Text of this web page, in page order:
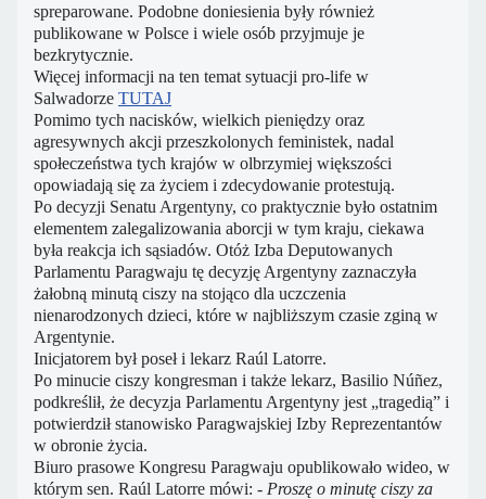
spreparowane. Podobne doniesienia były również
publikowane w Polsce i wiele osób przyjmuje je
bezkrytycznie.
Więcej informacji na ten temat sytuacji pro-life w
Salwadorze TUTAJ
Pomimo tych nacisków, wielkich pieniędzy oraz
agresywnych akcji przeszkolonych feministek, nadal
społeczeństwa tych krajów w olbrzymiej większości
opowiadają się za życiem i zdecydowanie protestują.
Po decyzji Senatu Argentyny, co praktycznie było ostatnim
elementem zalegalizowania aborcji w tym kraju, ciekawa
była reakcja ich sąsiadów. Otóż Izba Deputowanych
Parlamentu Paragwaju tę decyzję Argentyny zaznaczyła
żałobną minutą ciszy na stojąco dla uczczenia
nienarodzonych dzieci, które w najbliższym czasie zginą w
Argentynie.
Inicjatorem był poseł i lekarz Raúl Latorre.
Po minucie ciszy kongresman i także lekarz, Basilio Núñez,
podkreślił, że decyzja Parlamentu Argentyny jest „tragedią” i
potwierdził stanowisko Paragwajskiej Izby Reprezentantów
w obronie życia.
Biuro prasowe Kongresu Paragwaju opublikowało wideo, w
którym sen. Raúl Latorre mówi: - Proszę o minutę ciszy za